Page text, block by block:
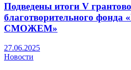
Подведены итоги V
благотворительного
СМОЖЕМ»
27.06.2025
Новости